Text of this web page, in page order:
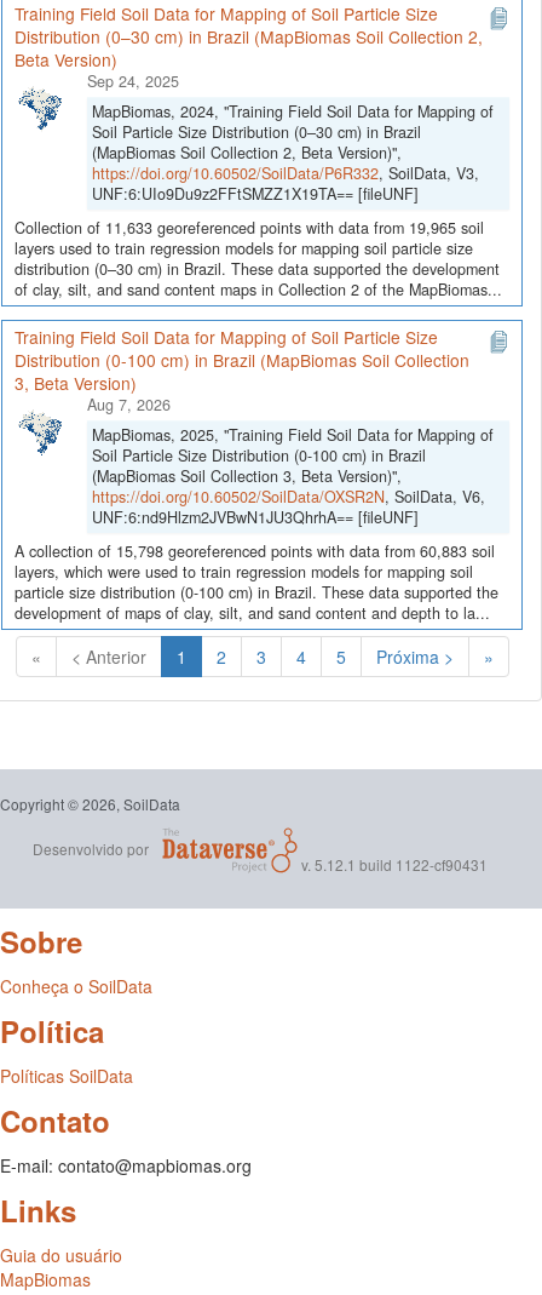
Training Field Soil Data for Mapping of Soil Particle Size
Distribution (0–30 cm) in Brazil (MapBiomas Soil Collection 2,
Beta Version)
Sep 24, 2025
MapBiomas, 2024, "Training Field Soil Data for Mapping of
Soil Particle Size Distribution (0–30 cm) in Brazil
(MapBiomas Soil Collection 2, Beta Version)",
https://doi.org/10.60502/SoilData/P6R332, SoilData, V3,
UNF:6:UIo9Du9z2FFtSMZZ1X19TA== [fileUNF]
Collection of 11,633 georeferenced points with data from 19,965 soil
layers used to train regression models for mapping soil particle size
distribution (0–30 cm) in Brazil. These data supported the development
of clay, silt, and sand content maps in Collection 2 of the MapBiomas...
Training Field Soil Data for Mapping of Soil Particle Size
Distribution (0-100 cm) in Brazil (MapBiomas Soil Collection
3, Beta Version)
Aug 7, 2026
MapBiomas, 2025, "Training Field Soil Data for Mapping of
Soil Particle Size Distribution (0-100 cm) in Brazil
(MapBiomas Soil Collection 3, Beta Version)",
https://doi.org/10.60502/SoilData/OXSR2N, SoilData, V6,
UNF:6:nd9Hlzm2JVBwN1JU3QhrhA== [fileUNF]
A collection of 15,798 georeferenced points with data from 60,883 soil
layers, which were used to train regression models for mapping soil
particle size distribution (0-100 cm) in Brazil. These data supported the
development of maps of clay, silt, and sand content and depth to la...
« < Anterior 1 (Atual)
2 3 4 5 Próxima > »
Copyright © 2026, SoilData
Desenvolvido por
v. 5.12.1 build 1122-cf90431
Sobre
Conheça o SoilData
Política
Políticas SoilData
Contato
E-mail: contato@mapbiomas.org
Links
Guia do usuário
MapBiomas